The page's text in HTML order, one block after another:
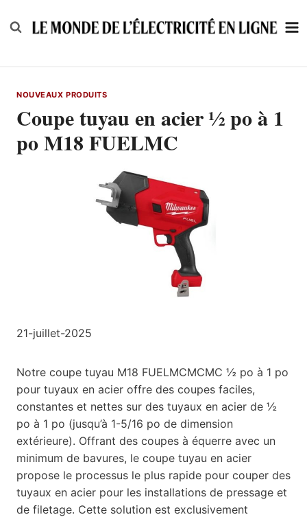
to
NOUVEAUX PRODUITS
Coupe tuyau en acier ½ po à 1
po M18 FUELMC
21-juillet-2025
Notre coupe tuyau M18 FUELMCMCMC ½ po à 1 po
pour tuyaux en acier offre des coupes faciles,
constantes et nettes sur des tuyaux en acier de ½
po à 1 po (jusqu’à 1-5/16 po de dimension
extérieure). Offrant des coupes à équerre avec un
minimum de bavures, le coupe tuyau en acier
propose le processus le plus rapide pour couper des
tuyaux en acier pour les installations de pressage et
de filetage. Cette solution est exclusivement